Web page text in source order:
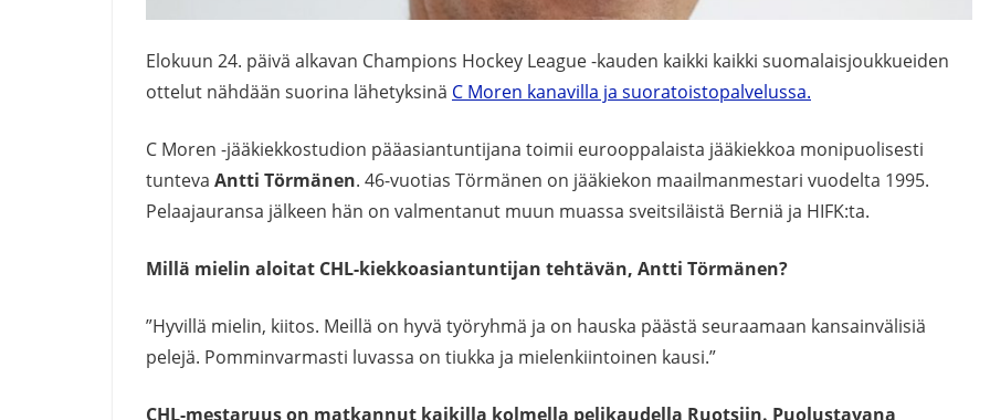
Elokuun 24. päivä alkavan Champions Hockey League -kauden kaikki kaikki suomalaisjoukkueiden
ottelut nähdään suorina lähetyksinä C Moren kanavilla ja suoratoistopalvelussa.
C Moren -jääkiekkostudion pääasiantuntijana toimii eurooppalaista jääkiekkoa monipuolisesti
tunteva Antti Törmänen. 46-vuotias Törmänen on jääkiekon maailmanmestari vuodelta 1995.
Pelaajauransa jälkeen hän on valmentanut muun muassa sveitsiläistä Berniä ja HIFK:ta.
Millä mielin aloitat CHL-kiekkoasiantuntijan tehtävän, Antti Törmänen?
”Hyvillä mielin, kiitos. Meillä on hyvä työryhmä ja on hauska päästä seuraamaan kansainvälisiä
pelejä. Pomminvarmasti luvassa on tiukka ja mielenkiintoinen kausi.”
CHL-mestaruus on matkannut kaikilla kolmella pelikaudella Ruotsiin. Puolustavana